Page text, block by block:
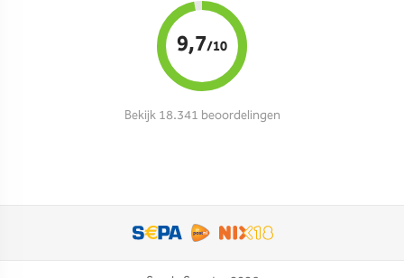
9,7/10
Bekijk 18.341 beoordelingen